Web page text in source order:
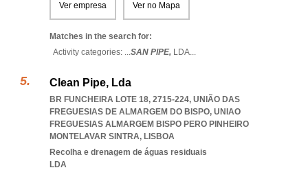
Ver empresa Ver no Mapa
Matches in the search for:
Activity categories: ...SAN PIPE, LDA...
Clean Pipe, Lda
BR FUNCHEIRA LOTE 18, 2715-224, UNIÃO DAS
FREGUESIAS DE ALMARGEM DO BISPO, UNIAO
FREGUESIAS ALMARGEM BISPO PERO PINHEIRO
MONTELAVAR SINTRA, LISBOA
Recolha e drenagem de águas residuais
LDA